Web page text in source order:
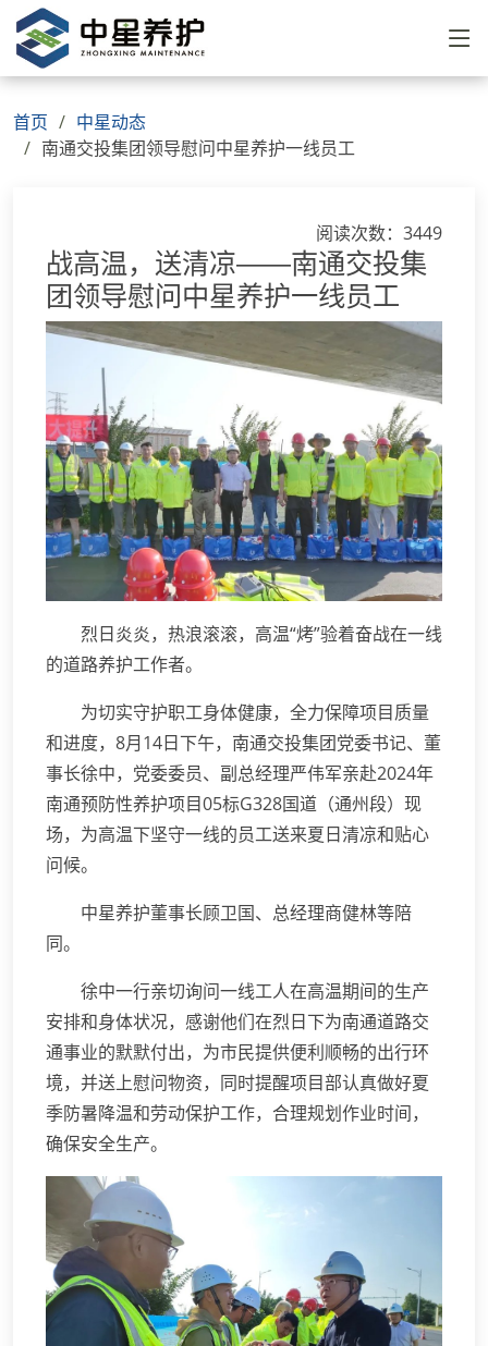
首页
中星动态
南通交投集团领导慰问中星养护一线员工
阅读次数：3449
战高温，送清凉——南通交投集
团领导慰问中星养护一线员工
烈日炎炎，热浪滚滚，高温“烤”验着奋战在一线
的道路养护工作者。
为切实守护职工身体健康，全力保障项目质量
和进度，8月14日下午，南通交投集团党委书记、董
事长徐中，党委委员、副总经理严伟军亲赴2024年
南通预防性养护项目05标G328国道（通州段）现
场，为高温下坚守一线的员工送来夏日清凉和贴心
问候。
中星养护董事长顾卫国、总经理商健林等陪
同。
徐中一行亲切询问一线工人在高温期间的生产
安排和身体状况，感谢他们在烈日下为南通道路交
通事业的默默付出，为市民提供便利顺畅的出行环
境，并送上慰问物资，同时提醒项目部认真做好夏
季防暑降温和劳动保护工作，合理规划作业时间，
确保安全生产。